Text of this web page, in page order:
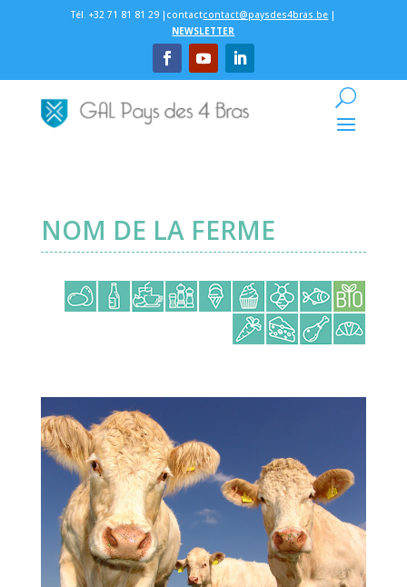
Tél. +32 71 81 81 29 |contactcontact@paysdes4bras.be |
NEWSLETTER
NOM DE LA FERME